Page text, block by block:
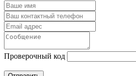
Проверочный код